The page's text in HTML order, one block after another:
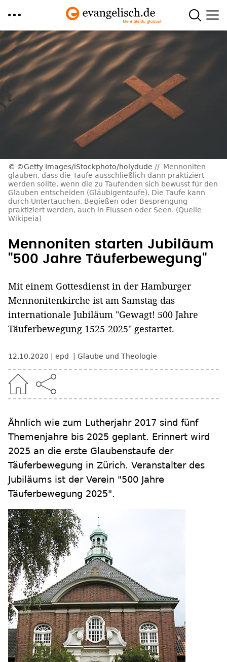
Direkt
zum
Inhalt
©Getty Images/iStockphoto/holydude
Mennoniten
glauben, dass die Taufe ausschließlich dann praktiziert
werden sollte, wenn die zu Taufenden sich bewusst für den
Glauben entscheiden (Gläubigentaufe). Die Taufe kann
durch Untertauchen, Begießen oder Besprengung
praktiziert werden, auch in Flüssen oder Seen. (Quelle
Wikipeia)
Mennoniten starten Jubiläum
"500 Jahre Täuferbewegung"
Mit einem Gottesdienst in der Hamburger
Mennonitenkirche ist am Samstag das
internationale Jubiläum "Gewagt! 500 Jahre
Täuferbewegung 1525-2025" gestartet.
12.10.2020 epd Glaube und Theologie
Ähnlich wie zum Lutherjahr 2017 sind fünf
Themenjahre bis 2025 geplant. Erinnert wird
2025 an die erste Glaubenstaufe der
Täuferbewegung in Zürich. Veranstalter des
Jubiläums ist der Verein "500 Jahre
Täuferbewegung 2025".